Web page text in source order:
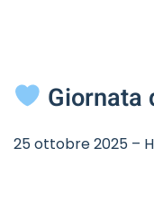
Giornata
25 ottobre 2025 –